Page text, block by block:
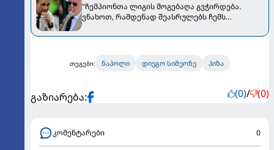
"ჩემპიონთა ლიგის მოგებაღა გვჭირდება.
ვნახოთ, რამდენად შეასრულებს ჩემს
ისაუბრა
თეგები: ნაპოლი დიეგო სიმეონე პიზა
გაზიარება: (0)/ (0)
კომენტარები 0